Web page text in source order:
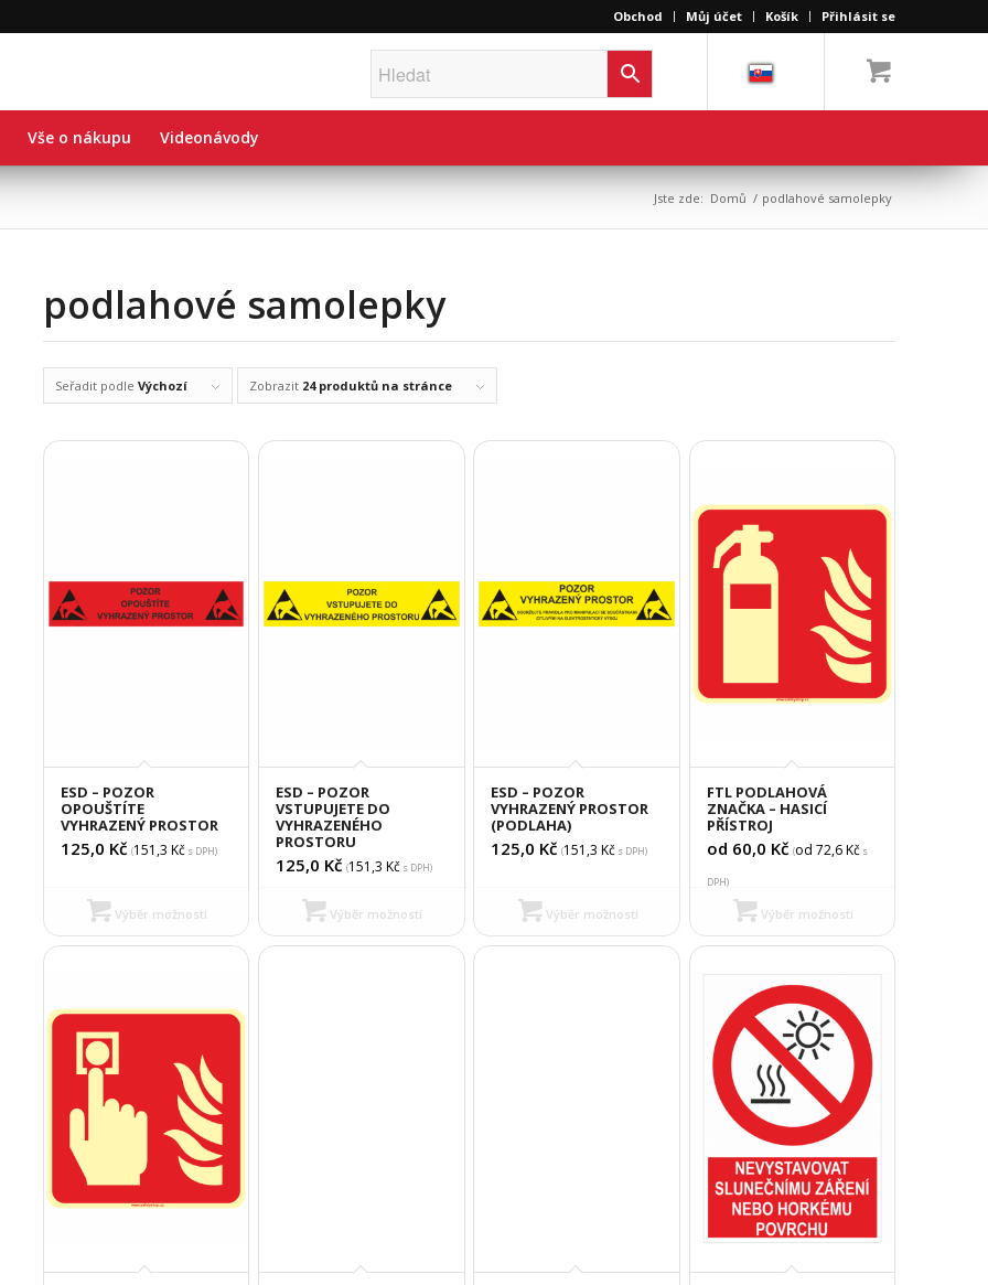
Obchod Můj účet Košík Přihlásit se
Vše o nákupu Videonávody
Jste zde: Domů / podlahové samolepky
podlahové samolepky
Seřadit podle Výchozí Zobrazit 24 produktů na stránce
ESD – POZOR
OPOUŠTÍTE
VYHRAZENÝ PROSTOR
125,0 Kč (151,3 Kčs DPH)
Výběr možností
ESD – POZOR
VSTUPUJETE DO
VYHRAZENÉHO
PROSTORU
125,0 Kč (151,3 Kč s DPH)
Výběr možností
ESD – POZOR
VYHRAZENÝ PROSTOR
(PODLAHA)
125,0 Kč (151,3 Kč s DPH)
Výběr možností
FTL PODLAHOVÁ
ZNAČKA – HASICÍ
PŘÍSTROJ
od 60,0 Kč (od 72,6Kčs
DPH)
Výběr možností